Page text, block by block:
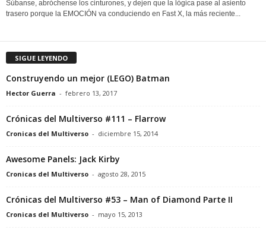
Súbanse, abróchense los cinturones, y dejen que la lógica pase al asiento
trasero porque la EMOCIÓN va conduciendo en Fast X, la más reciente...
SIGUE LEYENDO
Construyendo un mejor (LEGO) Batman
Hector Guerra - febrero 13, 2017
Crónicas del Multiverso #111 – Flarrow
Cronicas del Multiverso - diciembre 15, 2014
Awesome Panels: Jack Kirby
Cronicas del Multiverso - agosto 28, 2015
Crónicas del Multiverso #53 – Man of Diamond Parte II
Cronicas del Multiverso - mayo 15, 2013